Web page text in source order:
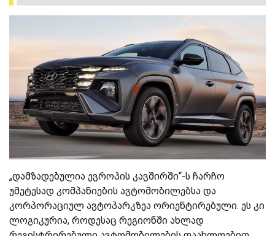
„დამზადებულია ევროპის კავშირში“-ს ჩარჩო
უმეტესად კომპანიების ავტომობილებსა და
კორპორაციულ ავტოპარკზეა ორიენტირებული. ეს კი
ლოგიკურია, როდესაც რეგიონში ახლად